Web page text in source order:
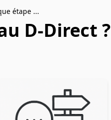
étape ...
D-Direct ?